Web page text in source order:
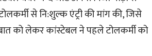
से नि:शुल्क एंट्री की मांग की, जिसे
को लेकर कांस्टेबल ने पहले टोलकर्मी को